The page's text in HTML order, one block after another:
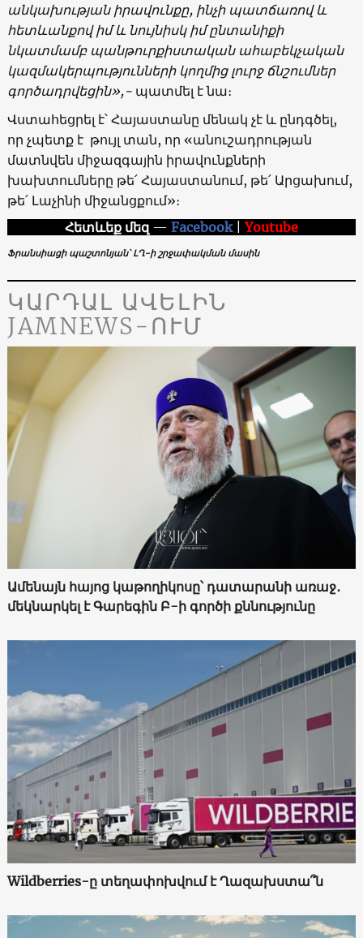
անկախության իրավունքը, ինչի պատճառով և
հետևանքով իմ և նույնիսկ իմ ընտանիքի
նկատմամբ պանթուրքիստական ահաբեկչական
կազմակերպությունների կողմից լուրջ ճնշումներ
գործադրվեցին»,-պատմել է նա։
Վստահեցրել է՝ Հայաստանը մենակ չէ և ընդգծել,
որ չպետք է թույլ տան, որ «անուշադրության
մատնվեն միջազգային իրավունքների
խախտումները թե՛ Հայաստանում, թե՛ Արցախում,
թե՛ Լաչինի միջանցքում»։
Հետևեք մեզ — Facebook |Youtube
Ֆրանսիացի պաշտոնյան՝ ԼՂ-ի շրջափակման մասին
ԿԱՐԴԱԼ ԱՎԵԼԻՆ
JAMNEWS-ՈՒՄ
Ամենայն հայոց կաթողիկոսը՝ դատարանի առաջ․
մեկնարկել է Գարեգին Բ-ի գործի քննությունը
Wildberries-ը տեղափոխվում է Ղազախստա՞ն